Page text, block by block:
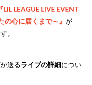
『LIL LEAGUE LIVE EVENT
の心に届くまで～』 が
。
送るライブの詳細につい